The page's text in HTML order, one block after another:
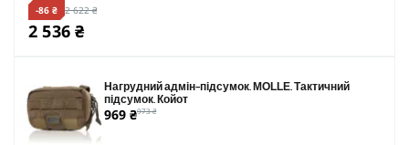
-86 ₴ 2 622 ₴
2 536 ₴
Нагрудний адмін-підсумок. MOLLE. Тактичний
підсумок. Койот
969 ₴973 ₴